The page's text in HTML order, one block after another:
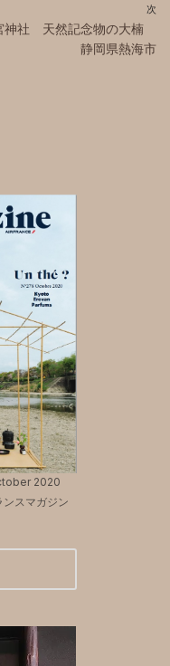
次
神社 天然記念物の大楠
静岡県熱海市
2020
スマガジン